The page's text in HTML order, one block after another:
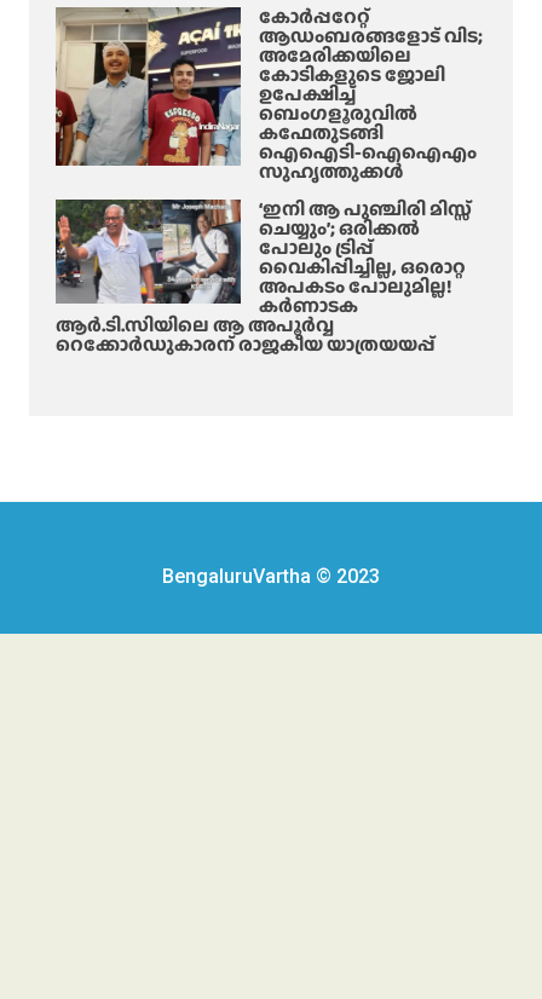
കോർപ്പറേറ്റ്
ആഡംബരങ്ങളോട് വിട;
അമേരിക്കയിലെ
കോടികളുടെ ജോലി
ഉപേക്ഷിച്ച്
ബെംഗളൂരുവിൽ
കഫേതുടങ്ങി
ഐഐടി-ഐഐഎം
സുഹൃത്തുക്കൾ
‘ഇനി ആ പുഞ്ചിരി മിസ്സ്
ചെയ്യും’; ഒരിക്കൽ
പോലും ട്രിപ്പ്
വൈകിപ്പിച്ചില്ല, ഒരൊറ്റ
അപകടം പോലുമില്ല!
കർണാടക
ആർ.ടി.സിയിലെ ആ അപൂർവ്വ
റെക്കോർഡുകാരന് രാജകീയ യാത്രയയപ്പ്
BengaluruVartha © 2023